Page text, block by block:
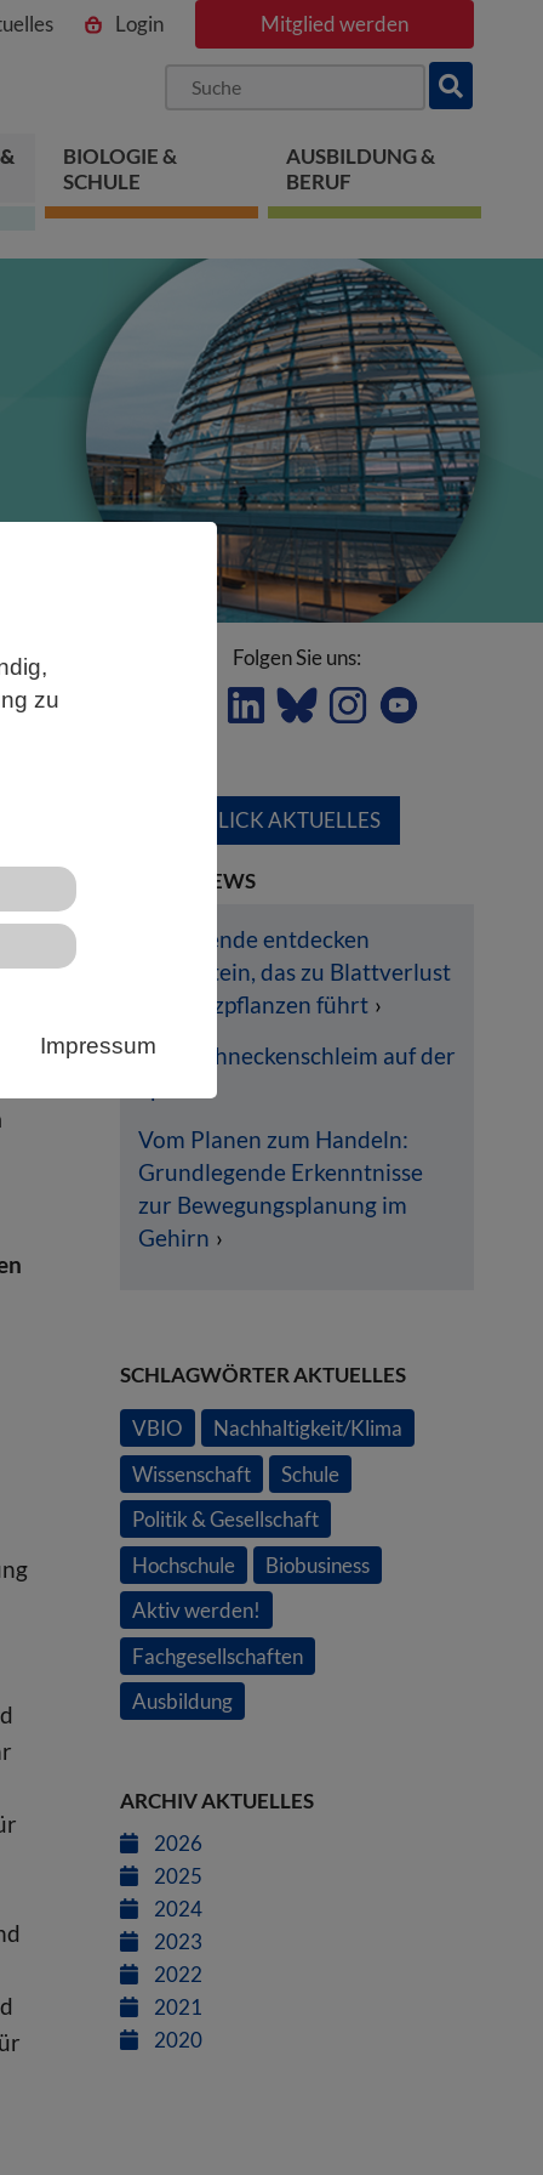
zu
Impressum
Login Mitglied werden
BIOLOGIE &
SCHULE
AUSBILDUNG &
BERUF
Folgen Sie uns:
ÜBERBLICK AKTUELLES
LETZTE NEWS
Forschende entdecken
Pilzprotein, das zu Blattverlust
bei Nutzpflanzen führt
Dem Schneckenschleim auf der
Vom Planen zum Handeln:
Grundlegende Erkenntnisse
zur Bewegungsplanung im
Gehirn
SCHLAGWÖRTER AKTUELLES
VBIO
Nachhaltigkeit/Klima
Wissenschaft
Schule
Politik & Gesellschaft
Hochschule
Biobusiness
Aktiv werden!
Fachgesellschaften
Ausbildung
ARCHIV AKTUELLES
2026
2025
2024
2023
2022
2021
2020